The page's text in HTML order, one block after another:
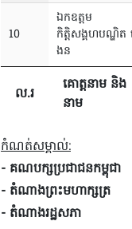
10
ឯកឧត្តម
កិត្តិសង្គហបណ្ឌិត
ងន
ល.រ
គោត្តនាម និង
នាម
កំណត់សម្គាល់:
- គណបក្សប្រជាជនកម្ពុជា
- តំណាងព្រះមហាក្សត្រ
- តំណាងរដ្ឋសភា
០